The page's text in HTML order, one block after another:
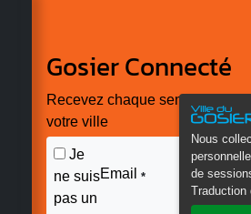
Nous
de
Traduction
Gosier Connecté
Recevez chaque semaine
votre ville
Je
ne suis
pas un
Email *